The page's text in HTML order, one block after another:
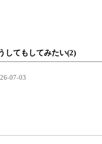
してもしてみたい(2)
07-03